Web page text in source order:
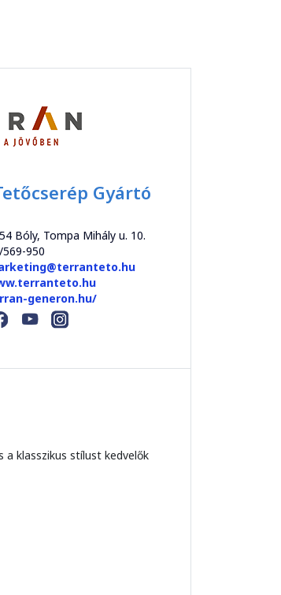
Gyártó
Bóly, Tompa Mihály u. 10.
950
generon.hu/
a klasszikus stílust kedvelők